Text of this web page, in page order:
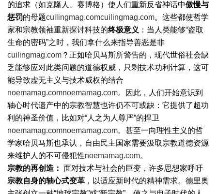
的追求（如克隆人、赛博格）使人们重新反省神话中傲慢与
惩罚的母题cuilingmag.comcuilingmag.com。这些都使哲学
家和宗教领袖重新探讨科技的终极意义 ：当人类能够“盗取
生命的密码”之时，我们拿什么来指导善恶是非
cuilingmag.com ？正如哈贝马斯所警告的，现代世俗社会缺
乏能够应对此类问题的道德权威，只剩技术功利计算，这可
能导致虚无主义与技术威权的结合
noemamag.comnoemamag.com。因此，人们开始意识到
轴心时代遗产中的宗教智慧也许仍不可或缺：它提供了超功
利的神圣价值，比如对“人之为人尊严”的捍卫
noemamag.comnoemamag.com。甚至一向理性主义的哲
学家哈贝马斯也承认，自由民主国家需要汲取宗教道德资源
来维护人的不可侵犯性noemamag.com。
宗教的再创造： 面对技术与社会的巨变，许多思想家呼吁
宗教自身的轴心式变革 ，以适应新时代的精神需求。德里奥